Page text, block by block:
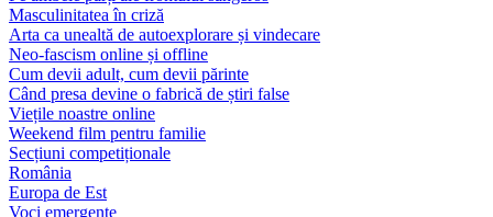
Masculinitatea în criză
Arta ca unealtă de autoexplorare și vindecare
Neo-fascism online și offline
Cum devii adult, cum devii părinte
Când presa devine o fabrică de știri false
Viețile noastre online
Weekend film pentru familie
Secțiuni competiționale
România
Europa de Est
Voci emergente